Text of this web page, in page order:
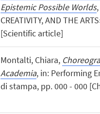
Epistemic Possible Worlds
CREATIVITY, AND THE
[Scientific article]
Montalti, Chiara,
Academia, in: Performing
di stampa, pp. 000 - 000